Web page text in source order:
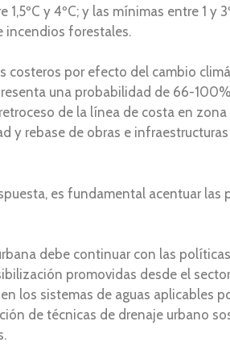
y 4ºC; y las mínimas entre 1
incendios forestales.
costeros por efecto del cambio
una probabilidad de 66-
de la línea de costa en
rebase de obras e
es fundamental acentuar
debe continuar con las
promovidas desde el
los sistemas de aguas aplicables
de técnicas de drenaje urbano